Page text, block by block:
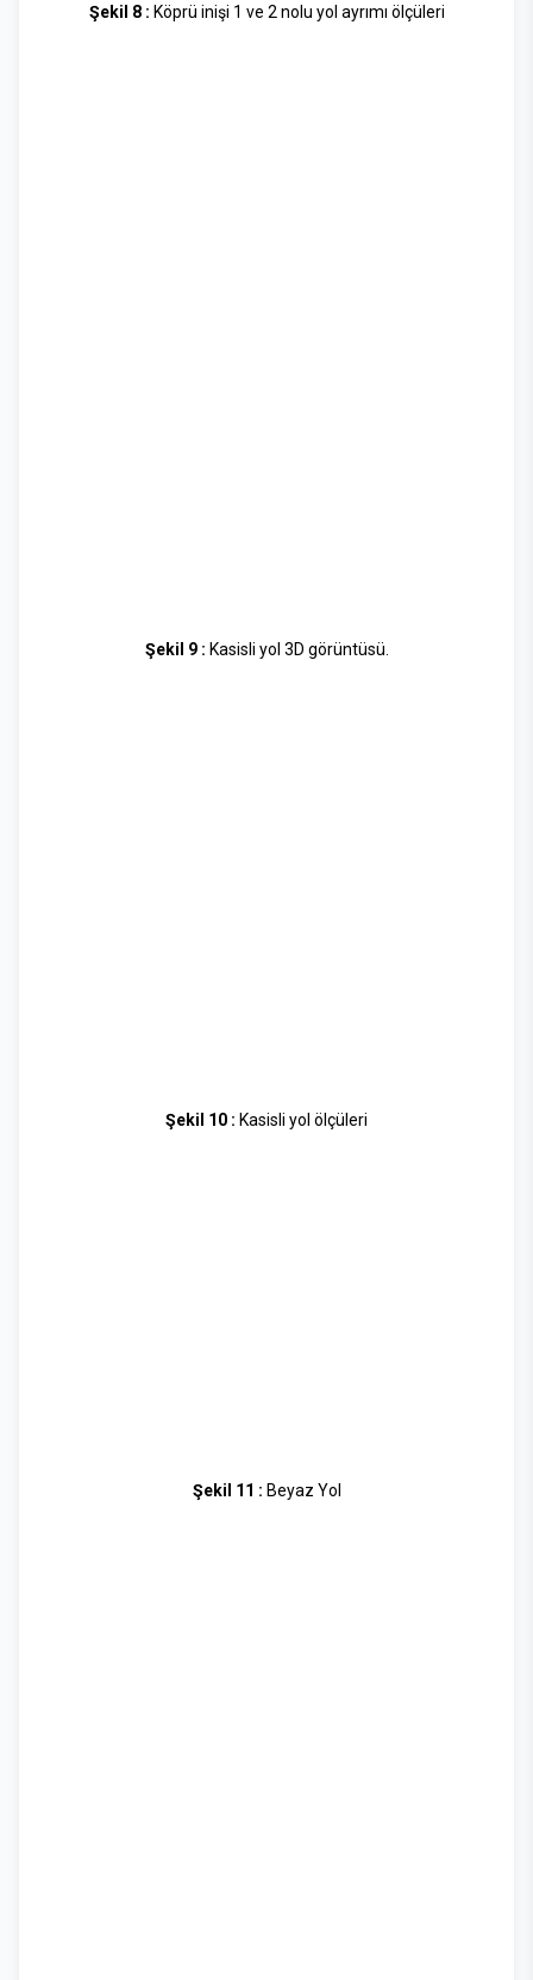
Şekil 8 : Köprü inişi 1 ve 2 nolu yol ayrımı ölçüleri
Şekil 9 : Kasisli yol 3D görüntüsü.
Şekil 10 : Kasisli yol ölçüleri
Şekil 11 : Beyaz Yol